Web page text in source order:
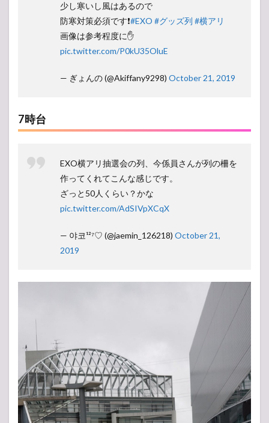
少し寒いし風はあるので
防寒対策必須です❗#EXO #グッズ列 #横アリ
画像は参考程度に✋
pic.twitter.com/P0kU35OluE
— ぎょんの (@Akiffany9298) October 21, 2019
7時台
EXO横アリ抽選会の列、今係員さんが列の柵を
作ってくれてこんな感じです。
ざっと50人くらい？かな
pic.twitter.com/AdSIVpXCqX
— 야코¹²⁷♡ (@jaemin_126218) October 21,
2019